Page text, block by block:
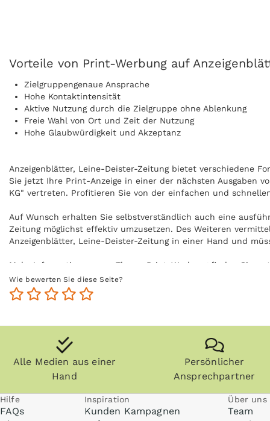
Vorteile von Print-Werbung auf
Zielgruppengenaue Ansprache
Hohe Kontaktintensität
Aktive Nutzung durch die Zielgruppe ohne Ablenkung
Freie Wahl von Ort und Zeit der Nutzung
Hohe Glaubwürdigkeit und Akzeptanz
Anzeigenblätter, Leine-Deister-Zeitung bietet verschiedene
Sie jetzt Ihre Print-Anzeige in einer der nächsten Ausgaben
KG" vertreten. Profitieren Sie von der einfachen und
Auf Wunsch erhalten Sie selbstverständlich auch eine
Zeitung möglichst effektiv umzusetzen. Des Weiteren
Anzeigenblätter, Leine-Deister-Zeitung in einer Hand und
Mehr Informationen zum Thema Print-Werbung finden Sie
Wie bewerten Sie diese Seite?
Alle Medien aus einer
Hand
Persönlicher
Ansprechpartner
Hilfe
FAQs
Inspiration
Kunden Kampagnen
Über uns
Team